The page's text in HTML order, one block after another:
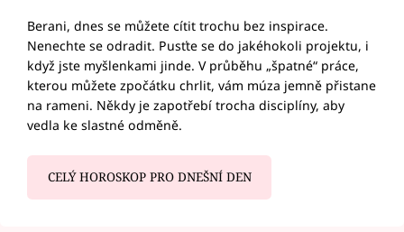
Berani, dnes se můžete cítit trochu bez inspirace.
Nenechte se odradit. Pusťte se do jakéhokoli projektu, i
když jste myšlenkami jinde. V průběhu „špatné“ práce,
kterou můžete zpočátku chrlit, vám múza jemně přistane
na rameni. Někdy je zapotřebí trocha disciplíny, aby
vedla ke slastné odměně.
CELÝ HOROSKOP PRO DNEŠNÍ DEN